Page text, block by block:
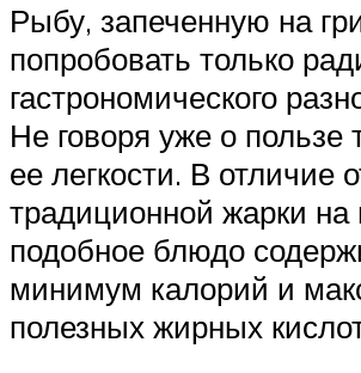
Рыбу, запеченную на
попробовать только
гастрономического
Не говоря уже о пользе
ее легкости. В отличие
традиционной жарки на
подобное блюдо
минимум калорий и
полезных жирных